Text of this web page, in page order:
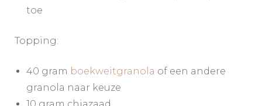
toe
Topping:
40 gram boekweitgranola of een andere
granola naar keuze
10 gram chiazaad